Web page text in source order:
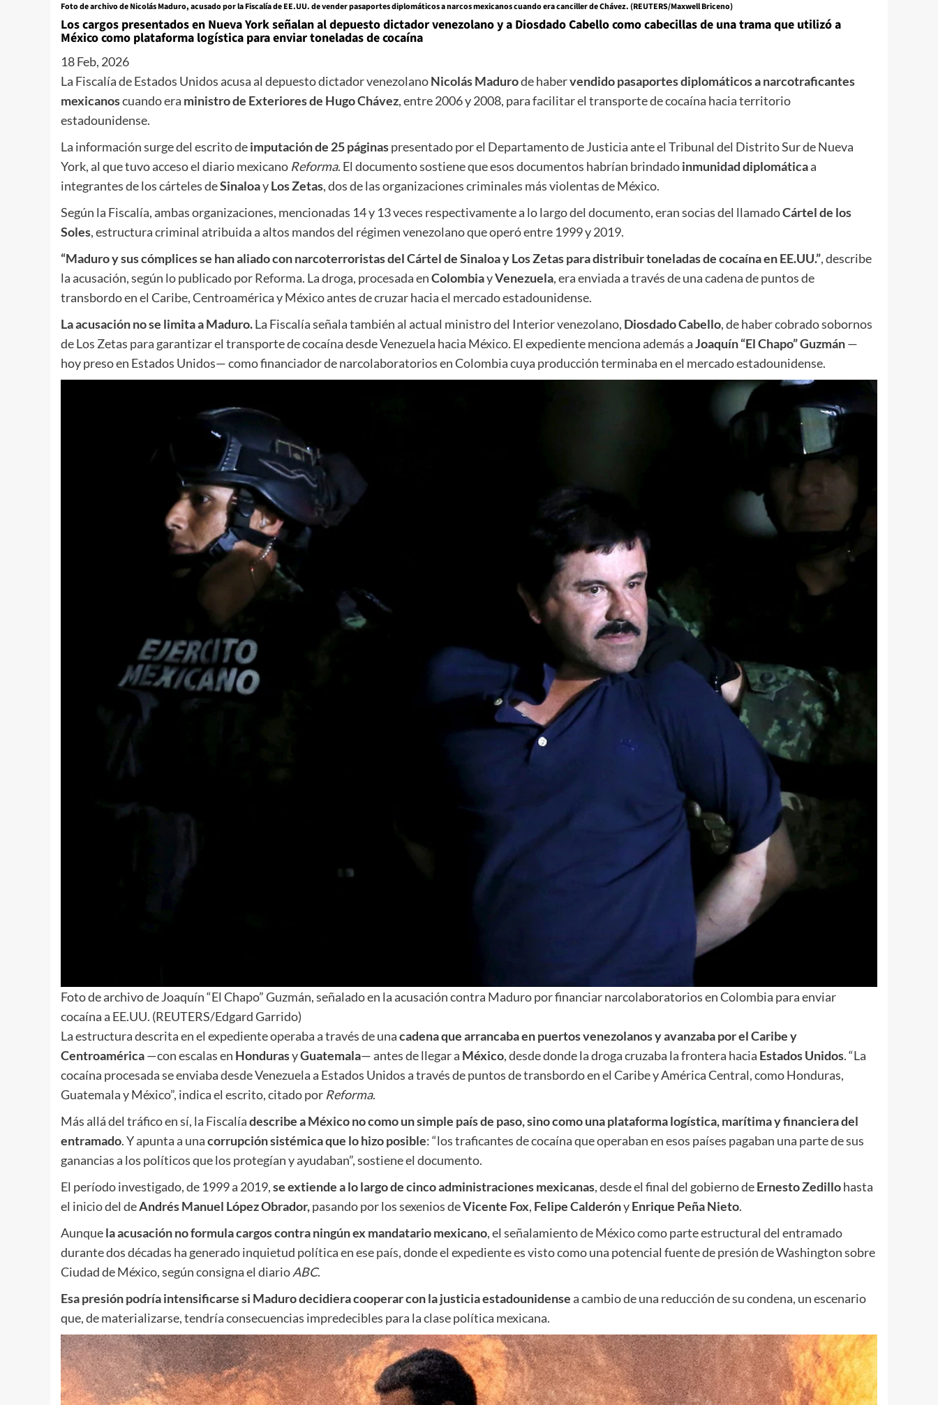
Foto de archivo de Nicolás Maduro, acusado por la Fiscalía de EE.UU. de vender pasaportes diplomáticos a narcos mexicanos cuando era canciller de Chávez. (REUTERS/Maxwell Briceno)
Los cargos presentados en Nueva York señalan al depuesto dictador venezolano y a Diosdado Cabello como cabecillas de una trama que utilizó a
México como plataforma logística para enviar toneladas de cocaína
18 Feb, 2026
La Fiscalía de Estados Unidos acusa al depuesto dictador venezolanoNicolás Madurode habervendido pasaportes diplomáticos a narcotraficantes
mexicanoscuando era ministro de Exteriores de Hugo Chávez, entre 2006 y 2008, para facilitar el transporte de cocaína hacia territorio
estadounidense.
La información surge del escrito deimputación de 25 páginaspresentado por el Departamento de Justicia ante el Tribunal del Distrito Sur de Nueva
York, al que tuvo acceso el diario mexicano Reforma. El documento sostiene que esos documentos habrían brindadoinmunidad diplomáticaa
integrantes de los cárteles deSinaloayLos Zetas, dos de las organizaciones criminales más violentas de México.
Según la Fiscalía, ambas organizaciones, mencionadas 14 y 13 veces respectivamente a lo largo del documento, eran socias del llamadoCártel de los
Soles, estructura criminal atribuida a altos mandos del régimen venezolano que operó entre 1999 y 2019.
“Maduro y sus cómplices se han aliado con narcoterroristas del Cártel de Sinaloa y Los Zetas para distribuir toneladas de cocaína en EE.UU.”, describe
la acusación, según lo publicado por Reforma. La droga, procesada enColombiayVenezuela, era enviada a través de una cadena de puntos de
transbordo en el Caribe, Centroamérica y México antes de cruzar hacia el mercado estadounidense.
La acusación no se limita a Maduro.La Fiscalía señala también al actual ministro del Interior venezolano, Diosdado Cabello, de haber cobrado sobornos
de Los Zetas para garantizar el transporte de cocaína desde Venezuela hacia México. El expediente menciona además aJoaquín “El Chapo” Guzmán—
hoy preso en Estados Unidos— como financiador de narcolaboratorios en Colombia cuya producción terminaba en el mercado estadounidense.
Foto de archivo de Joaquín “El Chapo” Guzmán, señalado en la acusación contra Maduro por financiar narcolaboratorios en Colombia para enviar
cocaína a EE.UU. (REUTERS/Edgard Garrido)
La estructura descrita en el expediente operaba a través de unacadena que arrancaba en puertos venezolanos y avanzaba por el Caribe y
Centroamérica—con escalas en HondurasyGuatemala— antes de llegar a México, desde donde la droga cruzaba la frontera hacia Estados Unidos. “La
cocaína procesada se enviaba desde Venezuela a Estados Unidos a través de puntos de transbordo en el Caribe y América Central, como Honduras,
Guatemala y México”, indica el escrito, citado por Reforma.
Más allá del tráfico en sí, la Fiscalíadescribe a México no como un simple país de paso, sino como una plataforma logística, marítima y financiera del
entramado. Y apunta a unacorrupción sistémica que lo hizo posible: “los traficantes de cocaína que operaban en esos países pagaban una parte de sus
ganancias a los políticos que los protegían y ayudaban”, sostiene el documento.
El período investigado, de 1999 a 2019,se extiende a lo largo de cinco administraciones mexicanas, desde el final del gobierno deErnesto Zedillohasta
el inicio del deAndrés Manuel López Obrador,pasando por los sexenios deVicente Fox, Felipe CalderónyEnrique Peña Nieto.
Aunquela acusación no formula cargos contra ningún ex mandatario mexicano, el señalamiento de México como parte estructural del entramado
durante dos décadas ha generado inquietud política en ese país, donde el expediente es visto como una potencial fuente de presión de Washington sobre
Ciudad de México, según consigna el diarioABC.
Esa presión podría intensificarse si Maduro decidiera cooperar con la justicia estadounidensea cambio de una reducción de su condena, un escenario
que, de materializarse, tendría consecuencias impredecibles para la clase política mexicana.